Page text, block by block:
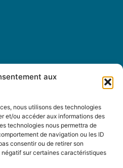
aux
nous utilisons des technologies
et/ou accéder aux informations des
technologies nous permettra de
de navigation ou les ID
consentir ou de retirer son
sur certaines caractéristiques